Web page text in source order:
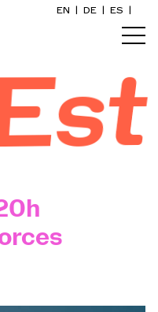
EN DE ES
La Gazette du concert